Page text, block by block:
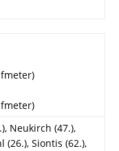
Neukirch (47.),
(26.), Siontis (62.),